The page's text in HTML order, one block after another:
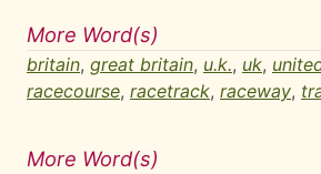
More Word(s)
britain, great britain, u.k., uk,
racecourse, racetrack, raceway,
More Word(s)